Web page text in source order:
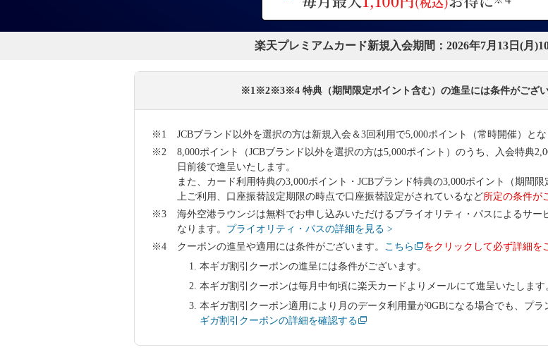
楽天プレミアムカード新規入会期間： 2026年7月13日(月
※1※2※3※4 特典（期間限定ポイント含む）の進呈には条件がござい
JCBブランド以外を選択の方は新規入会＆3回利用で5,000ポイント（常時開催）とな
8,000ポイント（JCBブランド以外を選択の方は5,000ポイント）のうち、入会特典
日前後で進呈いたします。
また、カード利用特典の3,000ポイント・JCBブランド特典の3,000ポイント（期間
上ご利用、口座振替設定期限の時点で口座振替設定がされているなど所定の条件が
海外空港ラウンジは無料でお申し込みいただけるプライオリティ・パスによるサ
なります。 プライオリティ・パスの詳細を見る >
クーポンの進呈や適用には条件がございます。
こちら をクリック して必ず詳細を
本ギガ割引クーポンの進呈には条件がございます。
本ギガ割引クーポンは毎月中旬頃に楽天カードよりメールにて進呈いたします
本ギガ割引クーポン適用により月のデータ利用量が0GBになる場合でも、プラ
ギガ割引クーポンの詳細を確認する